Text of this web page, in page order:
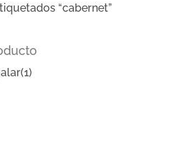
“cabernet”
(1)